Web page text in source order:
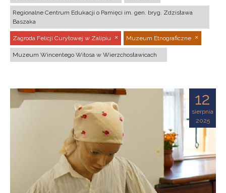
Regionalne Centrum Edukacji o Pamięci im. gen. bryg. Zdzisława
Baszaka
Zagroda Felicji Curyłowej w Zalipiu Muzeum Etnograficzne
Muzeum Wincentego Witosa w Wierzchosławicach
12
sierpnia
2025